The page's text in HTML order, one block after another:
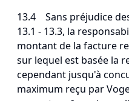
13.4 Sans préjudice
13.1 - 13.3, la
montant de la facture
sur lequel est basée la
cependant jusqu'à
maximum reçu par